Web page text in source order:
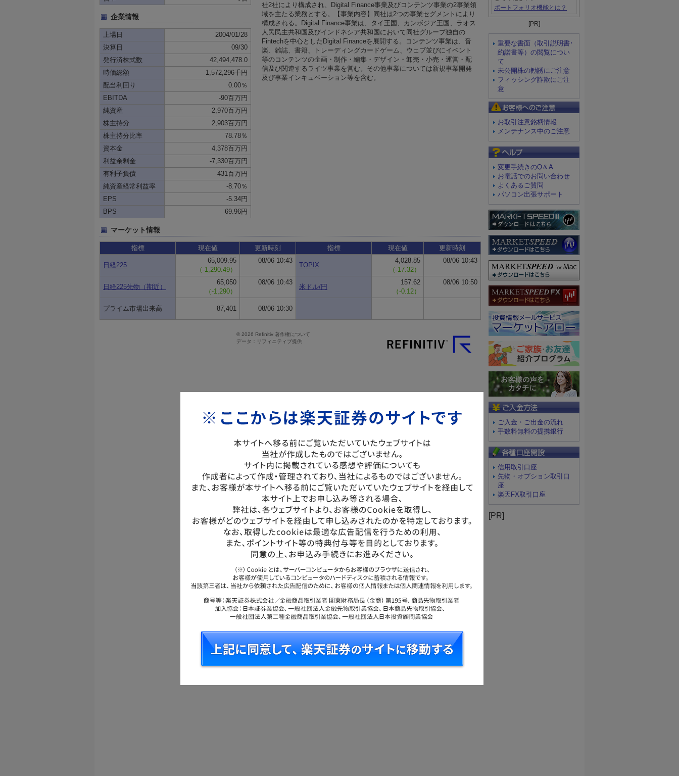
ポートフォリオ機能とは？
[PR]
重要な書面（取引説明書･
約諾書等）の閲覧につい
て
未公開株の勧誘にご注意
フィッシング詐欺にご注
意
お取引注意銘柄情報
メンテナンス中のご注意
変更手続きのQ＆A
お電話でのお問い合わせ
よくあるご質問
パソコン出張サポート
ご入金・ご出金の流れ
手数料無料の提携銀行
信用取引口座
先物・オプション取引口
座
楽天FX取引口座
[PR]